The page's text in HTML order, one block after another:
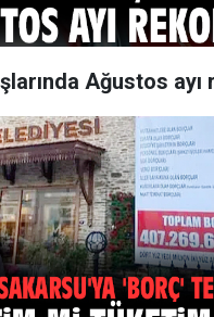
Ağustos ayı